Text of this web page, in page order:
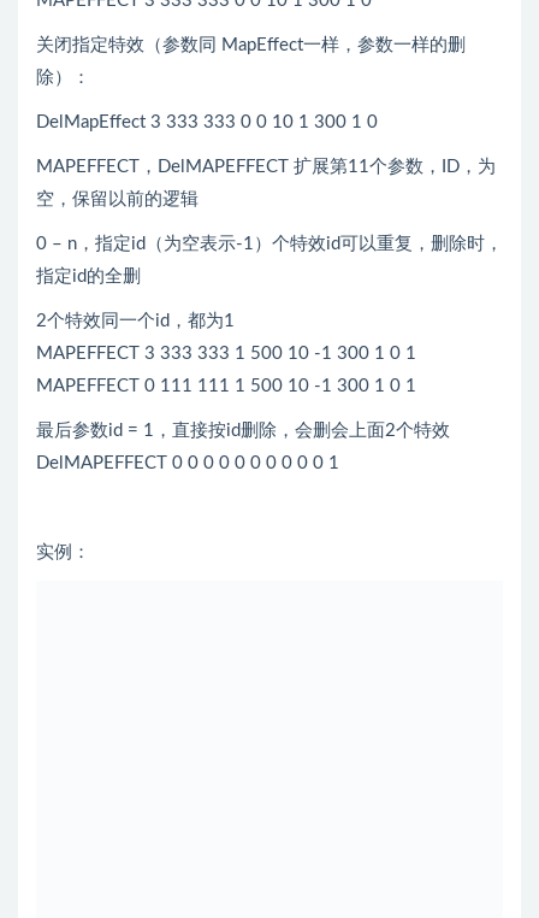
关闭指定特效（参数同 MapEffect一样，参数一样的删
除）：
DelMapEffect 3 333 333 0 0 10 1 300 1 0
MAPEFFECT，DelMAPEFFECT 扩展第11个参数，ID，为
空，保留以前的逻辑
0 – n，指定id（为空表示-1）个特效id可以重复，删除时，
指定id的全删
2个特效同一个id，都为1
MAPEFFECT 3 333 333 1 500 10 -1 300 1 0 1
MAPEFFECT 0 111 111 1 500 10 -1 300 1 0 1
最后参数id = 1，直接按id删除，会删会上面2个特效
DelMAPEFFECT 0 0 0 0 0 0 0 0 0 0 1
实例：